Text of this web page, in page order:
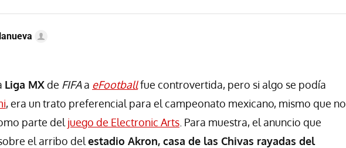
Liga MXde FIFAa eFootballfue controvertida, pero si algo se podía
, era un trato preferencial para el campeonato mexicano, mismo que no
parte del juego de Electronic Arts . Para muestra, el anuncio que
el arribo del estadio Akron, casa de las Chivas rayadas del